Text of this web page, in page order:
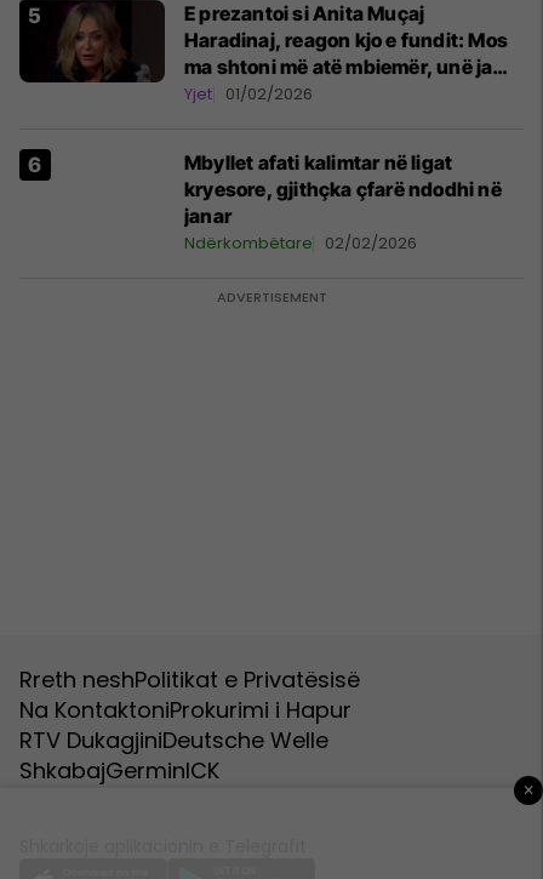
E prezantoi si Anita Muçaj
Haradinaj, reagon kjo e fundit: Mos
ma shtoni më atë mbiemër, unë jam
Anita Haradinaj
Yjet 01/02/2026
Mbyllet afati kalimtar në ligat
kryesore, gjithçka çfarë ndodhi në
janar
Ndërkombëtare 02/02/2026
Rreth neshPolitikat e Privatësisë
Na KontaktoniProkurimi i Hapur
RTV DukagjiniDeutsche Welle
ShkabajGerminICK
×